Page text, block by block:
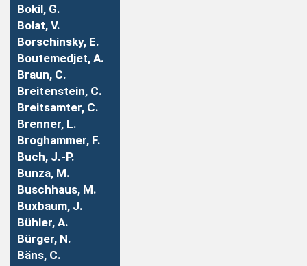
Bokil, G.
Bolat, V.
Borschinsky, E.
Boutemedjet, A.
Braun, C.
Breitenstein, C.
Breitsamter, C.
Brenner, L.
Broghammer, F.
Buch, J.-P.
Bunza, M.
Buschhaus, M.
Buxbaum, J.
Bühler, A.
Bürger, N.
Bäns, C.